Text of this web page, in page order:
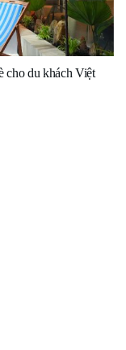
cho du khách Việt